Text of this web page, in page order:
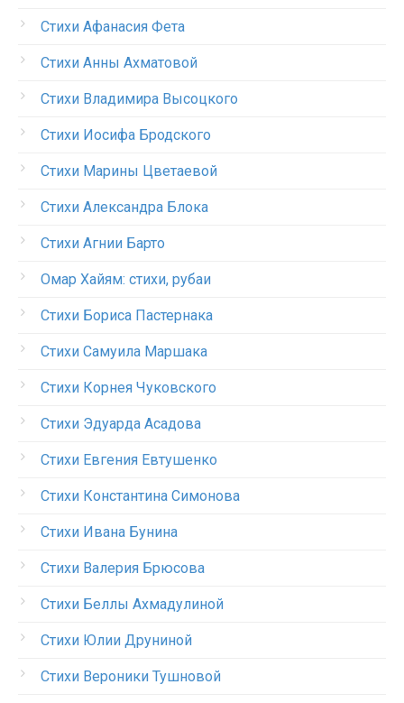
Стихи Афанасия Фета
Стихи Анны Ахматовой
Стихи Владимира Высоцкого
Стихи Иосифа Бродского
Стихи Марины Цветаевой
Стихи Александра Блока
Стихи Агнии Барто
Омар Хайям: стихи, рубаи
Стихи Бориса Пастернака
Стихи Самуила Маршака
Стихи Корнея Чуковского
Стихи Эдуарда Асадова
Стихи Евгения Евтушенко
Стихи Константина Симонова
Стихи Ивана Бунина
Стихи Валерия Брюсова
Стихи Беллы Ахмадулиной
Стихи Юлии Друниной
Стихи Вероники Тушновой